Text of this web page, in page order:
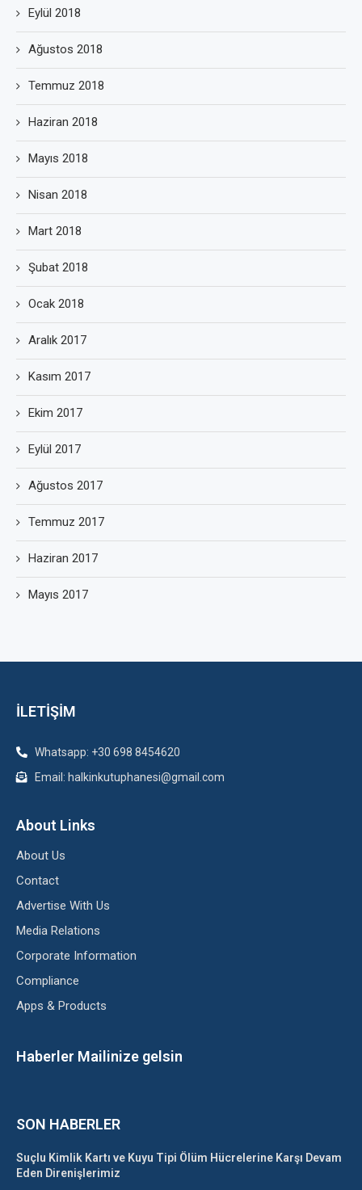
Eylül 2018
Ağustos 2018
Temmuz 2018
Haziran 2018
Mayıs 2018
Nisan 2018
Mart 2018
Şubat 2018
Ocak 2018
Aralık 2017
Kasım 2017
Ekim 2017
Eylül 2017
Ağustos 2017
Temmuz 2017
Haziran 2017
Mayıs 2017
İLETİŞİM
Whatsapp: +30 698 8454620
Email: halkinkutuphanesi@gmail.com
About Links
About Us
Contact
Advertise With Us
Media Relations
Corporate Information
Compliance
Apps & Products
Haberler Mailinize gelsin
SON HABERLER
Suçlu Kimlik Kartı ve Kuyu Tipi Ölüm Hücrelerine Karşı Devam
Eden Direnişlerimiz